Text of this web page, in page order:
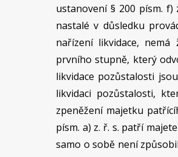
ustanovení § 200 písm.
nastalé v důsledku
nařízení likvidace,
prvního stupně, který
likvidace pozůstalosti
likvidaci pozůstalosti,
zpeněžení majetku
písm. a) z. ř. s. patří
samo o sobě není